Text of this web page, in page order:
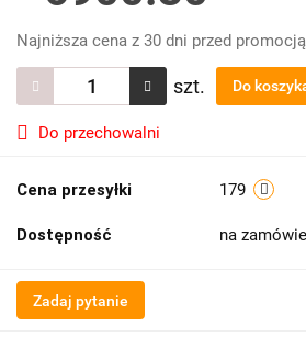
Najniższa cena z 30 dni przed
szt. Do
Do przechowalni
Cena przesyłki 179
Dostępność na
Zadaj pytanie